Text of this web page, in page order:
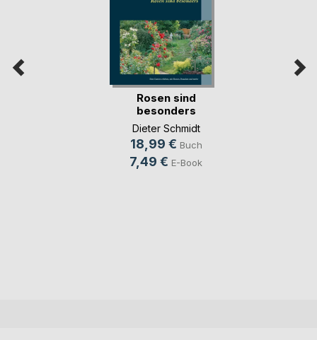
Rosen sind
besonders
Dieter Schmidt
18,99 € Buch
7,49 € E-Book